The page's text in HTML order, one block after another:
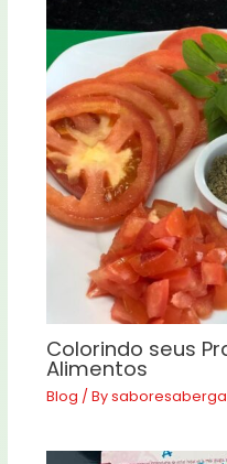
Colorindo seus
Alimentos
Blog / By